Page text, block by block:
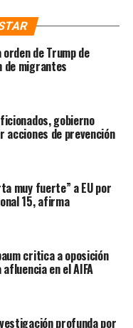
y pintor
de los profesores
participó en dos
la galería de la
en el entonces
se encontraba la
Mexicano
Carlos
y galerista Inés
exposición
en 1956, de la
lo tomó como
de Trump de
de migrantes
gobierno
acciones de prevención
muy fuerte” a EU por
15, afirma
critica a oposición
en el AIFA
profunda por